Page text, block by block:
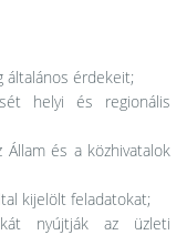
általános érdekeit;
helyi és regionális
és a közhivatalok
kijelölt feladatokat;
nyújtják az üzleti